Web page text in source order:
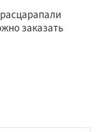
заказать